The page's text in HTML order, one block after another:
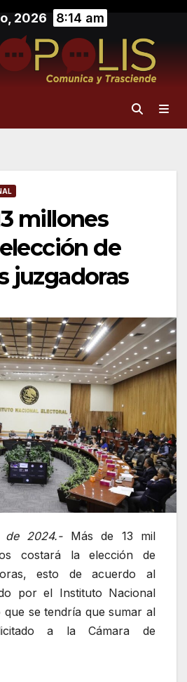
2026 8:14 am
millones
de
juzgadoras
de 2024.-Más de 13 mil
costará la elección de
esto de acuerdo al
por el Instituto Nacional
se tendría que sumar al
a la Cámara de